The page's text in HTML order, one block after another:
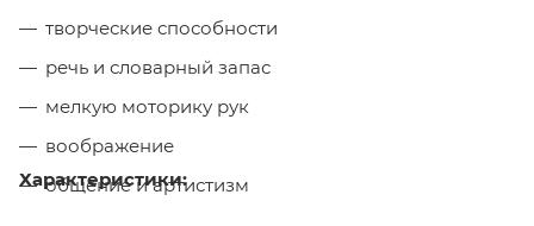
творческие способности
речь и словарный запас
мелкую моторику рук
воображение
общение и артистизм
Характеристики: